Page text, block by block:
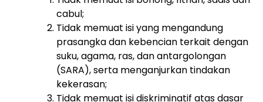
cabul;
Tidak memuat isi yang mengandung
prasangka dan kebencian terkait dengan
suku, agama, ras, dan antargolongan
(SARA), serta menganjurkan tindakan
kekerasan;
Tidak memuat isi diskriminatif atas dasar